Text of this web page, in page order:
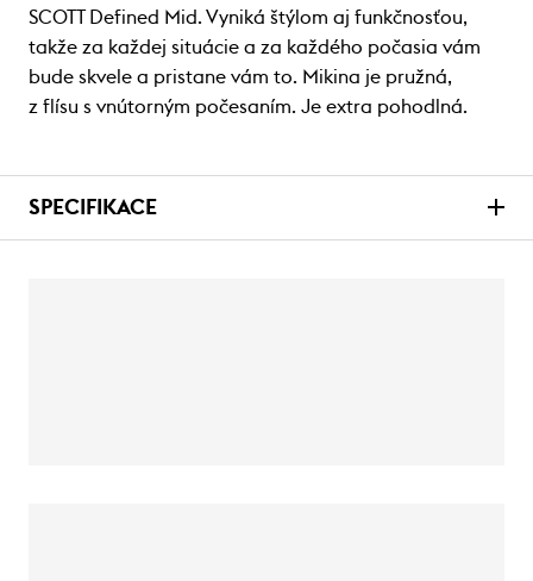
SCOTT Defined Mid. Vyniká štýlom aj funkčnosťou,
takže za každej situácie a za každého počasia vám
bude skvele a pristane vám to. Mikina je pružná,
z flísu s vnútorným počesaním. Je extra pohodlná.
SPECIFIKACE